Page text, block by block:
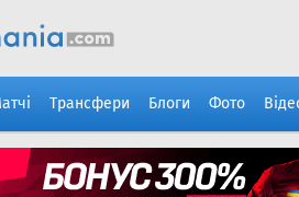
Трансфери Блоги Фото